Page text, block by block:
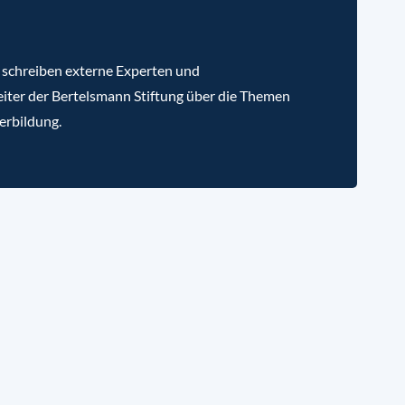
externe Experten und
der Bertelsmann Stiftung über die Themen